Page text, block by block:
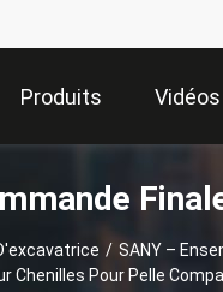
Produits Vidéos
/ SANY –
Chenilles Pour Pelle